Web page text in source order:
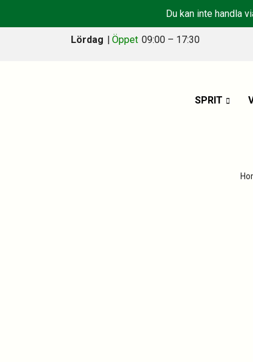
Du kan inte handla
Lördag | Öppet 09:00 – 17:30
SPRIT